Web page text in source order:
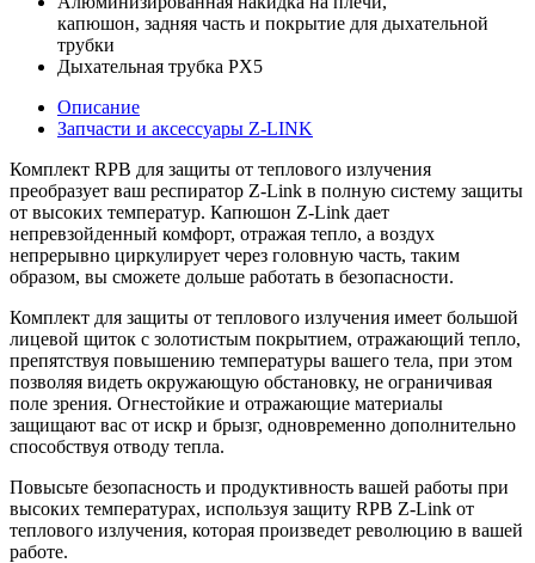
капюшон, задняя часть и покрытие для дыхательной
трубки
Дыхательная трубка PX5
Описание
Запчасти и аксессуары Z-LINK
Комплект RPB для защиты от теплового излучения
преобразует ваш респиратор Z-Link в полную систему защиты
от высоких температур. Капюшон Z-Link дает
непревзойденный комфорт, отражая тепло, а воздух
непрерывно циркулирует через головную часть, таким
образом, вы сможете дольше работать в безопасности.
Комплект для защиты от теплового излучения имеет большой
лицевой щиток с золотистым покрытием, отражающий тепло,
препятствуя повышению температуры вашего тела, при этом
позволяя видеть окружающую обстановку, не ограничивая
поле зрения. Огнестойкие и отражающие материалы
защищают вас от искр и брызг, одновременно дополнительно
способствуя отводу тепла.
Повысьте безопасность и продуктивность вашей работы при
высоких температурах, используя защиту RPB Z-Link от
теплового излучения, которая произведет революцию в вашей
работе.